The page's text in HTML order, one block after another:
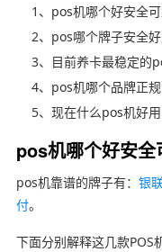
1、pos机哪个好安全
2、pos哪个牌子安全
3、目前养卡最稳定的
4、pos机哪个品牌正
5、现在什么pos机好用
pos机哪个好安全
pos机靠谱的牌子有： 银
付。
下面分别解释这几款POS